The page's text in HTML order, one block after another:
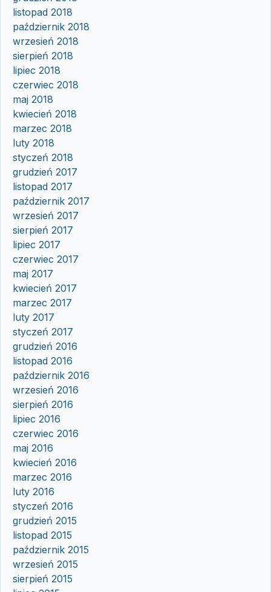
listopad 2018
październik 2018
wrzesień 2018
sierpień 2018
lipiec 2018
czerwiec 2018
maj 2018
kwiecień 2018
marzec 2018
luty 2018
styczeń 2018
grudzień 2017
listopad 2017
październik 2017
wrzesień 2017
sierpień 2017
lipiec 2017
czerwiec 2017
maj 2017
kwiecień 2017
marzec 2017
luty 2017
styczeń 2017
grudzień 2016
listopad 2016
październik 2016
wrzesień 2016
sierpień 2016
lipiec 2016
czerwiec 2016
maj 2016
kwiecień 2016
marzec 2016
luty 2016
styczeń 2016
grudzień 2015
listopad 2015
październik 2015
wrzesień 2015
sierpień 2015